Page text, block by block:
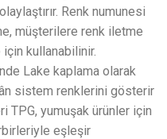
Renk numunesi
müşterilere renk iletme
kullanabilinir.
Lake kaplama olarak
sistem renklerini gösterir
TPG, yumuşak ürünler için
eşleşir